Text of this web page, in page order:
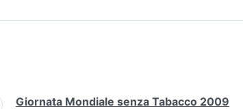
Giornata Mondiale senza Tabacco 2009